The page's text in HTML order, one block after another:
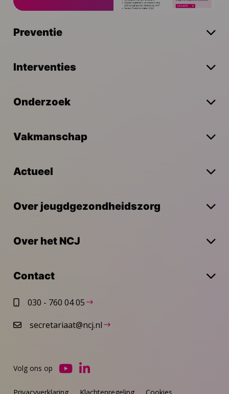
Preventie
Interventies
Onderzoek
Vakmanschap
Actueel
Over jeugdgezondheidszorg
Over het NCJ
Contact
030 - 760 04 05
secretariaat@ncj.nl
Privacyverklaring Klachtenregeling Cookies
Volg ons op
Ga
Ga